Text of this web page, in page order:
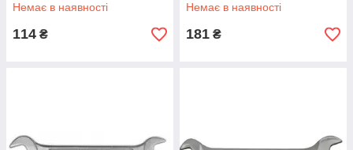
Немає в наявності
114 ₴
Немає в наявності
181 ₴